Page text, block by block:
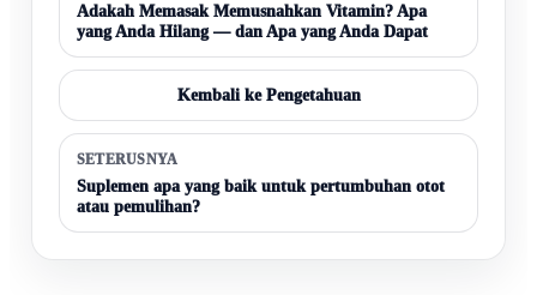
Adakah Memasak Memusnahkan Vitamin? Apa
yang Anda Hilang — dan Apa yang Anda Dapat
Kembali ke Pengetahuan
SETERUSNYA
Suplemen apa yang baik untuk pertumbuhan otot
atau pemulihan?